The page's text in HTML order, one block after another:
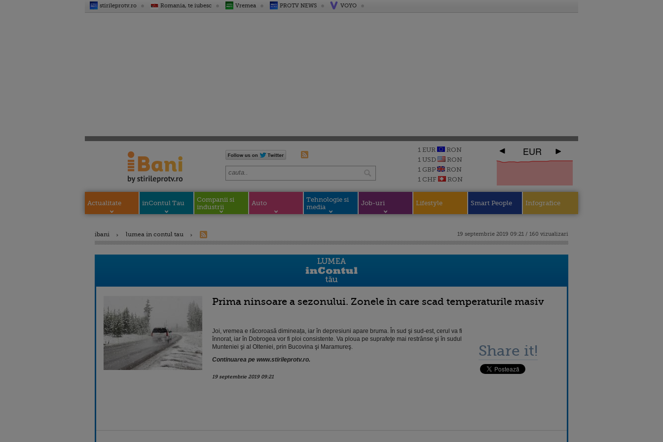
stirileprotv.ro Romania, te iubesc Vremea PROTV NEWS VOYO
1 EUR
RON
1 USD
RON
1 GBP
RON
1 CHF
RON
EUR
Actualitate inContul Tau
Companii si
industrii
Auto
Tehnologie si
media
Job-uri Lifestyle Smart People Infografice
ibani lumea in contul tau 19 septembrie 2019 09:21 / 160 vizualizari
Prima ninsoare a sezonului. Zonele în care scad temperaturile masiv
Joi, vremea e răcoroasă dimineața, iar în depresiuni apare bruma. În sud şi sud-est, cerul va fi
înnorat, iar în Dobrogea vor fi ploi consistente. Va ploua pe suprafeţe mai restrânse şi în sudul
Munteniei şi al Olteniei, prin Bucovina şi Maramureş.
Continuarea pe www.stirileprotv.ro.
19 septembrie 2019 09:21
Share it!